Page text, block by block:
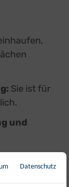
Sie ist für
und
Natur
Datenschutz